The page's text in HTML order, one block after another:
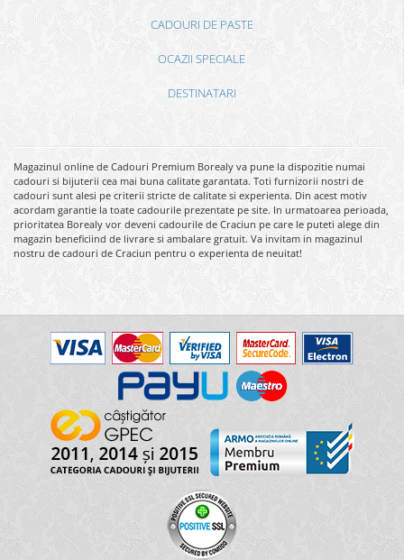
CADOURI DE PASTE
OCAZII SPECIALE
DESTINATARI
Magazinul online de Cadouri Premium Borealy va pune la dispozitie numai
cadouri si bijuterii cea mai buna calitate garantata. Toti furnizorii nostri de
cadouri sunt alesi pe criterii stricte de calitate si experienta. Din acest motiv
acordam garantie la toate cadourile prezentate pe site. In urmatoarea perioada,
prioritatea Borealy vor deveni cadourile de Craciun pe care le puteti alege din
magazin beneficiind de livrare si ambalare gratuit. Va invitam in magazinul
nostru de cadouri de Craciun pentru o experienta de neuitat!